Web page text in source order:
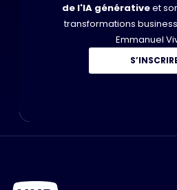
de l'IA générativeet
transformations
Emmanuel